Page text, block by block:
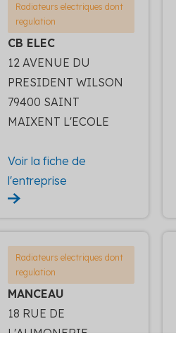
Radiateurs electriques dont
regulation
CB ELEC
12 AVENUE DU
PRESIDENT WILSON
79400 SAINT
MAIXENT L'ECOLE
Voir la fiche de
l'entreprise
Radiateurs electriques dont
regulation
MANCEAU
18 RUE DE
L'AUMONERIE